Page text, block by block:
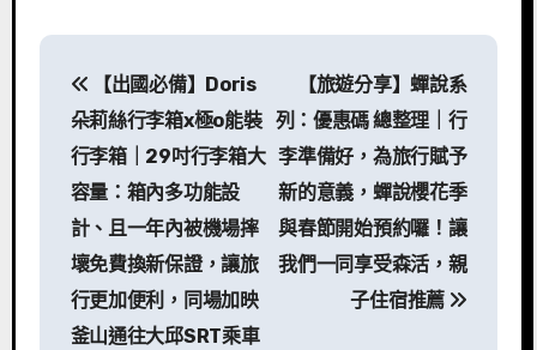
章
導
覽
【出國必備】Doris
朵莉絲行李箱x極o能裝
行李箱｜29吋行李箱大
容量：箱內多功能設
計、且一年內被機場摔
壞免費換新保證，讓旅
行更加便利，同場加映
釜山通往大邱SRT乘車
【旅遊分享】蟬說系
列：優惠碼 總整理｜行
李準備好，為旅行賦予
新的意義，蟬說櫻花季
與春節開始預約囉！讓
我們一同享受森活，親
子住宿推薦